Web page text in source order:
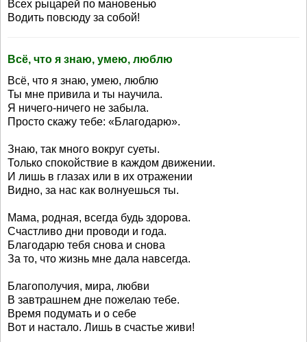
Всех рыцарей по мановенью
Водить повсюду за собой!
Всё, что я знаю, умею, люблю
Всё, что я знаю, умею, люблю
Ты мне привила и ты научила.
Я ничего-ничего не забыла.
Просто скажу тебе: «Благодарю».
Знаю, так много вокруг суеты.
Только спокойствие в каждом движении.
И лишь в глазах или в их отражении
Видно, за нас как волнуешься ты.
Мама, родная, всегда будь здорова.
Счастливо дни проводи и года.
Благодарю тебя снова и снова
За то, что жизнь мне дала навсегда.
Благополучия, мира, любви
В завтрашнем дне пожелаю тебе.
Время подумать и о себе
Вот и настало. Лишь в счастье живи!